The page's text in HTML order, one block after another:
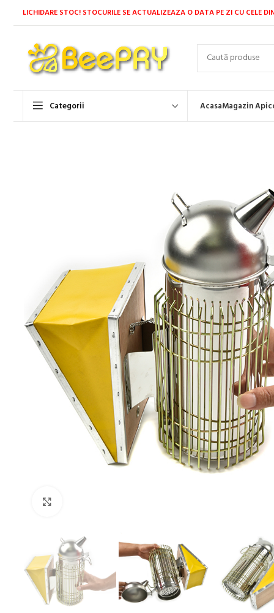
LICHIDARE STOC! STOCURILE SE ACTUALIZEAZA O DATA PE ZI CU CELE
Categorii AcasaMagazin